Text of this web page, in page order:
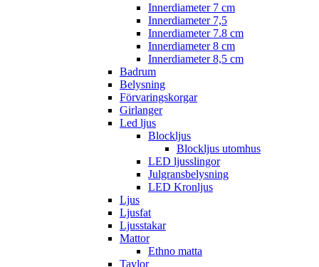
Innerdiameter 7 cm
Innerdiameter 7,5
Innerdiameter 7.8 cm
Innerdiameter 8 cm
Innerdiameter 8,5 cm
Badrum
Belysning
Förvaringskorgar
Girlanger
Led ljus
Blockljus
Blockljus utomhus
LED ljusslingor
Julgransbelysning
LED Kronljus
Ljus
Ljusfat
Ljusstakar
Mattor
Ethno matta
Tavlor